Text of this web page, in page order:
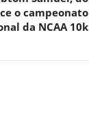
o campeonato
da NCAA 10k